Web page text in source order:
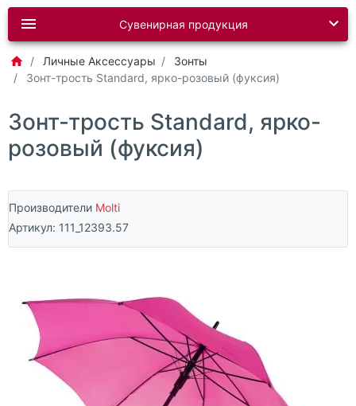
Сувенирная продукция
Личные Аксессуары
Зонты
Зонт-трость Standard, ярко-розовый (фуксия)
Зонт-трость Standard, ярко-
розовый (фуксия)
Производители Molti
Артикул: 111_12393.57